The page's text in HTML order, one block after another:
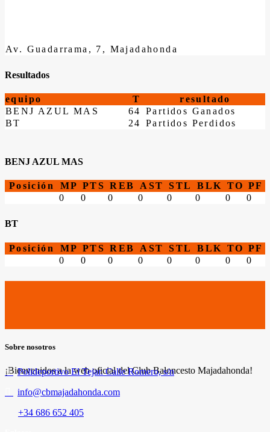
Av. Guadarrama, 7, Majadahonda
Resultados
equipo T
resultado
BENJ AZUL MAS
64
Partidos Ganados
BT
24 Partidos Perdidos
BENJ AZUL MAS
Posición MP PTS REB AST STL BLK TO PF
0
0 0 0 0 0 0 0
BT
Posición MP PTS REB AST STL BLK TO PF
0
0 0 0 0 0 0 0
Sobre nosotros
¡Bienvenidos a la web oficial del Club Baloncesto Majadahonda!
Polideportivo El Tejar. Calle Romero, s/n
info@cbmajadahonda.com
+34 686 652 405